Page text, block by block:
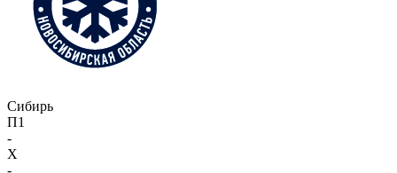
Сибирь
П1
-
X